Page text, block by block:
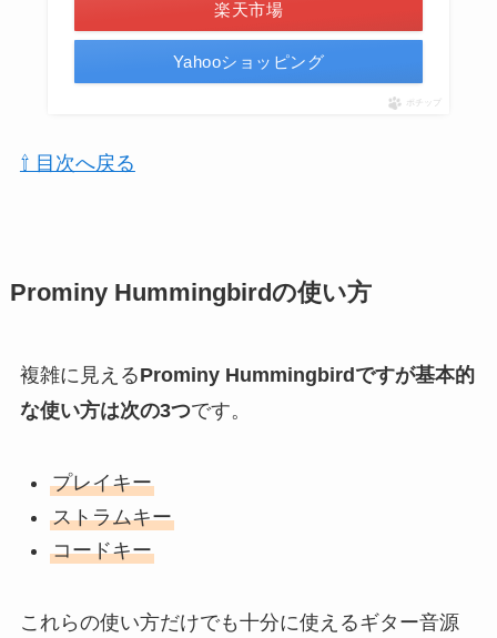
楽天市場
Yahooショッピング
ポチップ
⇧ 目次へ戻る
Prominy Hummingbirdの使い方
複雑に見えるProminy Hummingbirdですが基本的
な使い方は次の3つです。
プレイキー
ストラムキー
コードキー
これらの使い方だけでも十分に使えるギター音源